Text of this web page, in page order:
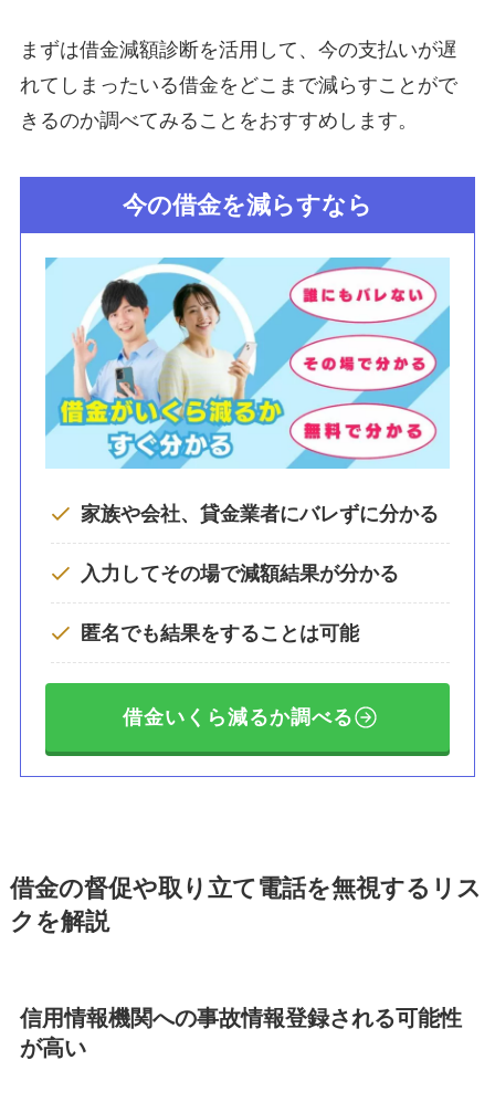
まずは借金減額診断を活用して、今の支払いが遅
れてしまったいる借金をどこまで減らすことがで
きるのか調べてみることをおすすめします。
今の借金を減らすなら
家族や会社、貸金業者にバレずに分かる
入力してその場で減額結果が分かる
匿名でも結果をすることは可能
借金いくら減るか調べる
借金の督促や取り立て電話を無視するリス
クを解説
信用情報機関への事故情報登録される可能性
が高い